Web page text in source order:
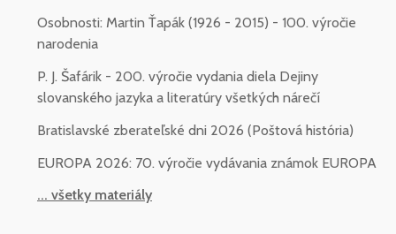
Osobnosti: Martin Ťapák (1926 - 2015) - 100. výročie
narodenia
P. J. Šafárik - 200. výročie vydania diela Dejiny
slovanského jazyka a literatúry všetkých nárečí
Bratislavské zberateľské dni 2026 (Poštová história)
EUROPA 2026: 70. výročie vydávania známok EUROPA
... všetky materiály